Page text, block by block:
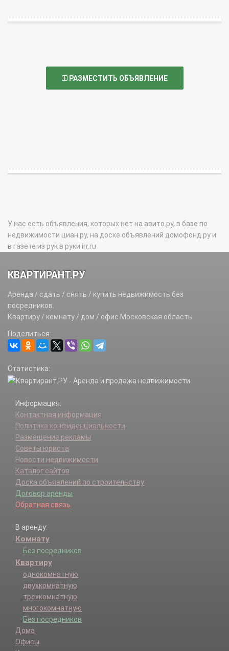
РАЗМЕСТИТЬ ОБЪЯВЛЕНИЕ
У нас есть объявления, которых нет на авито.ру, в базе по
недвижимости циан.ру, на доске объявлений домофонд.ру и
в газете из рук в руки irr.ru
КВАРТИРАНТ.РУ
Аренда / сдать / снять / купить недвижимость без
посредников.
Квартиру / комнату / дом / офис Московская область
Поделиться:
Статистика:
Информация:
Контактная информация
Политика конфиденциальности
Размещение рекламы
Советы юриста
Новости недвижимости
Каталог сайтов
Доска объявлений по строительству
Договор аренды
Обратная связь
В аренду:
Комнату
Без посредников
Квартиру
однокомнатную
двухкомнатную
трехкомнатную
многокомнатную
Без посредников
Дома
Офисы